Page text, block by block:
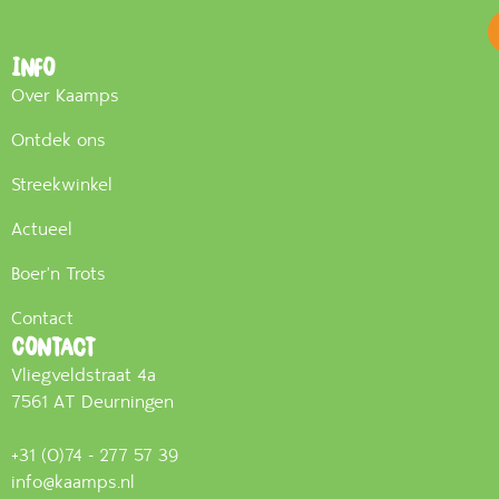
Info
Over Kaamps
Ontdek ons
Streekwinkel
Actueel
Boer'n Trots
Contact
Contact
Vliegveldstraat 4a
7561 AT Deurningen
+31 (0)74 - 277 57 39
info@kaamps.nl